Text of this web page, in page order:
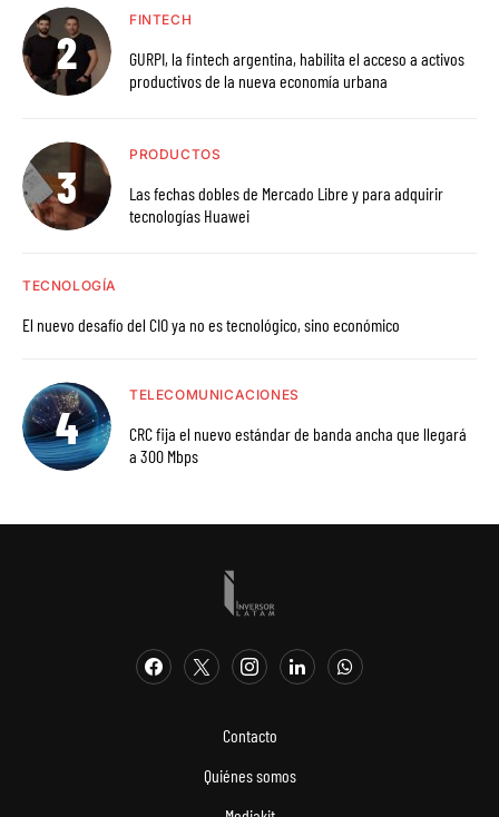
FINTECH
GURPI, la fintech argentina, habilita el acceso a activos
productivos de la nueva economía urbana
PRODUCTOS
Las fechas dobles de Mercado Libre y para adquirir
tecnologías Huawei
TECNOLOGÍA
El nuevo desafío del CIO ya no es tecnológico, sino económico
TELECOMUNICACIONES
CRC fija el nuevo estándar de banda ancha que llegará
a 300 Mbps
Contacto
Quiénes somos